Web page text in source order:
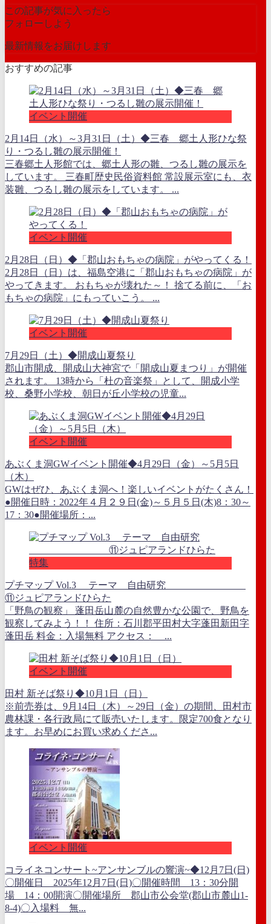
この記事が気に入ったら
フォローしよう
最新情報をお届けします
おすすめの記事
イベント開催
2月14日（水）～3月31日（土）◆三春 郷土人形ひな祭
り・つるし雛の展示開催！
三春郷土人形館では、郷土人形の雛、つるし雛の展示を
しています。 三春町歴史民俗資料館 常設展示室にも、衣
装雛、つるし雛の展示をしています。 ...
イベント開催
2月28日（日）◆「郡山おもちゃの病院」がやってくる！
2月28日（日）は、福島空港に「郡山おもちゃの病院」が
やってきます。 おもちゃが壊れた～！ 捨てる前に、「お
もちゃの病院」にもっていこう。 ...
イベント開催
7月29日（土）◆開成山夏祭り
郡山市開成、開成山大神宮で「開成山夏まつり」が開催
されます。 13時から「杜の音楽祭」として、開成小学
校、桑野小学校、朝日が丘小学校の児童...
イベント開催
あぶくま洞GWイベント開催◆4月29日（金）～5月5日
（木）
GWはぜひ、あぶくま洞へ！楽しいイベントがたくさん！
●開催日時：2022年４月２９日(金)～５月５日(木)8：30～
17：30●開催場所：...
特集
プチマップ Vol.3 テーマ 自由研究
⑪ジュピアランドひらた
「野鳥の観察」 蓬田岳山麓の自然豊かな公園で、野鳥を
観察してみよう！！ 住所：石川郡平田村大字蓬田新田字
蓬田岳 料金：入場無料 アクセス： ...
イベント開催
田村 新そば祭り◆10月1日（日）
※前売券は、9月14日（木）～29日（金）の期間、田村市
農林課・各行政局にて販売いたします。限定700食となり
ます。お早めにお買い求めくださ...
イベント開催
コライネコンサート~アンサンブルの響演~◆12月7日(日)
〇開催日 2025年12月7日(日)〇開催時間 13：30分開
場 14：00開演〇開催場所 郡山市公会堂(郡山市麓山1-
8-4)〇入場料 無...